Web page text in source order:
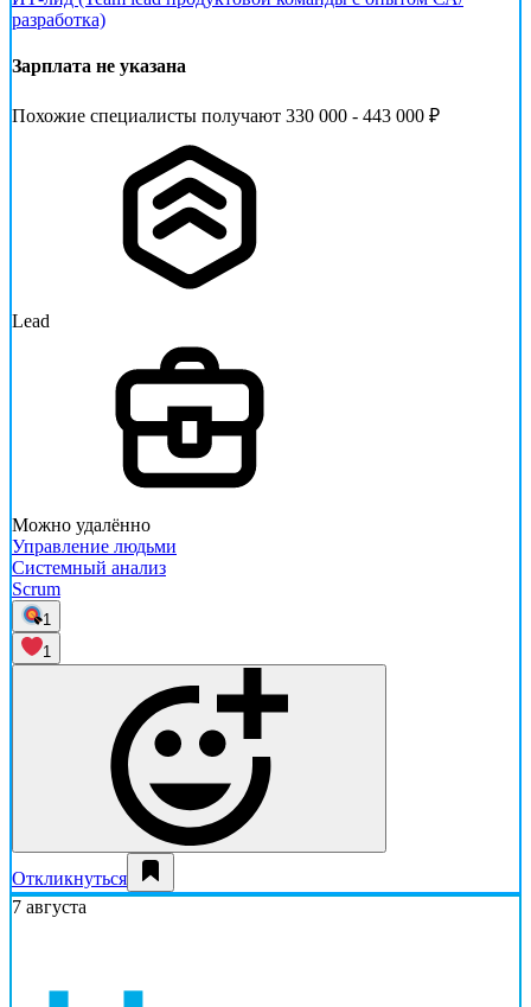
разработка)
Зарплата не указана
Похожие специалисты получают 330 000 - 443 000 ₽
Lead
Можно удалённо
Управление людьми
Системный анализ
Scrum
1
1
Откликнуться
7 августа